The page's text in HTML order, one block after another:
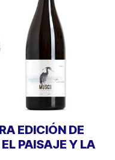
EDICIÓN DE
PAISAJE Y LA